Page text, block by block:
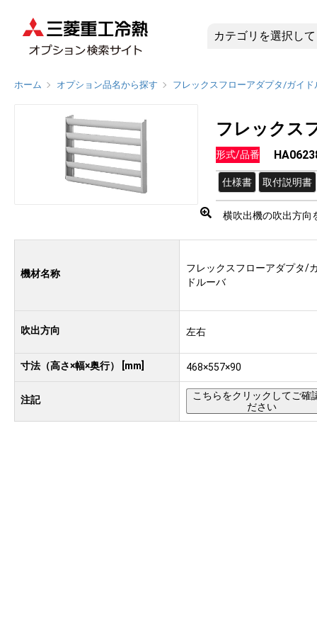
ホーム オプション品名から探す フレックスフローアダプタ/ガイド
フレックス
形式/品番
仕様書 取付説明書
横吹出機の吹出方向
機材名称
フレックスフローアダプタ/
ドルーバ
吹出方向 左右
寸法（高さ×幅×奥行） [mm] 468×557×90
注記
こちらをクリックしてご確
ださい